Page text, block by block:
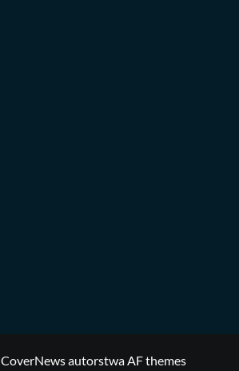
CoverNewsautorstwa AF themes